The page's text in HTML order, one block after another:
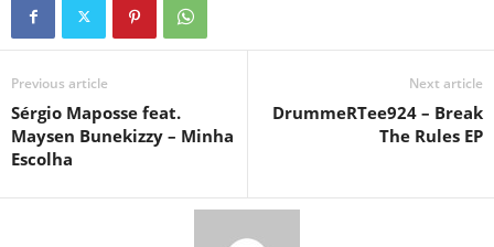
Previous article
Sérgio Maposse feat.
Maysen Bunekizzy – Minha
Escolha
Next article
DrummeRTee924 – Break
The Rules EP